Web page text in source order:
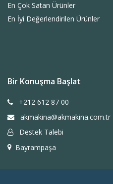
En Çok Satan Ürünler
En İyi Değerlendirilen Ürünler
Bir Konuşma Başlat
+212 612 87 00
akmakina@akmakina.com.tr
Destek Talebi
Bayrampaşa